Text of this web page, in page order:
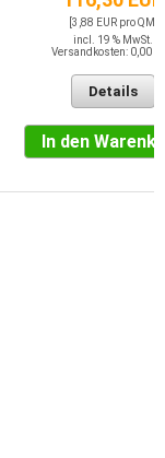
[3,88 EUR pro QM]
incl. 19 % MwSt.
Versandkosten: 0,00
Details
In den